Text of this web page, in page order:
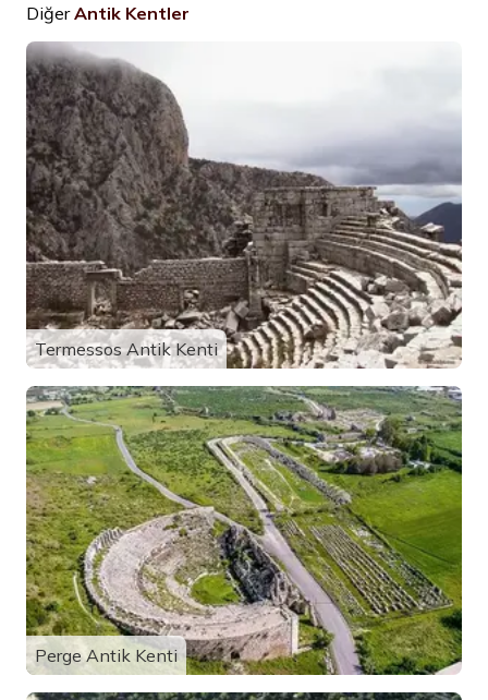
Diğer Antik Kentler
Termessos Antik Kenti
Perge Antik Kenti